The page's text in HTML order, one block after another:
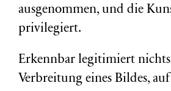
ausgenommen, und die
privilegiert.
Erkennbar legitimiert
Verbreitung eines Bildes,